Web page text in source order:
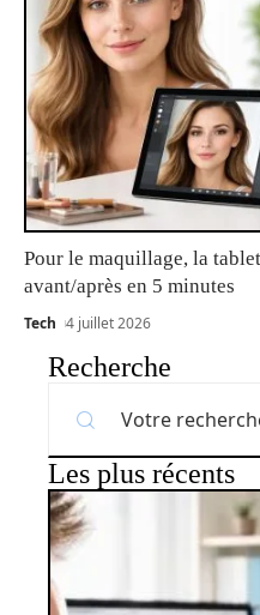
Pour le maquillage, la
avant/après en 5 minutes
Tech 4 juillet 2026
Recherche
Les plus récents